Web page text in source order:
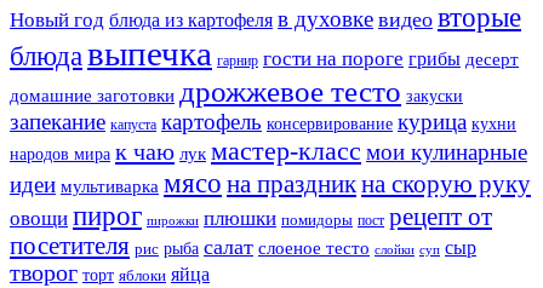
Новый год блюда из картофеля в духовке видео вторые
блюдавыпечка гарнир гости на пороге грибы десерт
домашние заготовки дрожжевое тесто закуски
запекание капуста картофель консервирование курица кухни
народов мира к чаю лук мастер-класс мои кулинарные
идеи мультиварка мясо на праздникна скорую руку
овощи пирог пирожки плюшки помидоры пост рецепт от
посетителя рис рыба салат слоеное тесто слойки суп сыр
творог торт яблоки яйца